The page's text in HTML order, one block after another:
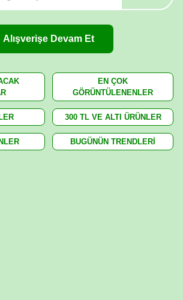
Alışverişe Devam Et
EN ÇOK
GÖRÜNTÜLENENLER
300 TL VE ALTI ÜRÜNLER
BUGÜNÜN TRENDLERİ